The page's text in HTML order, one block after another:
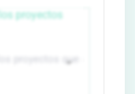
proyectos